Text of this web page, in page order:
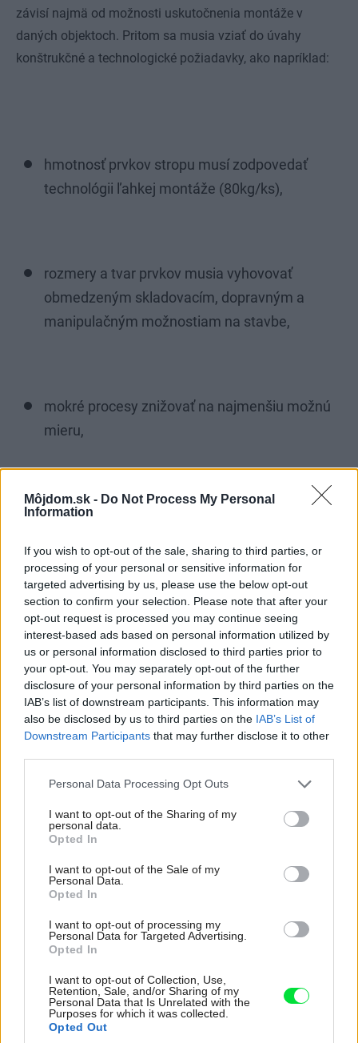
Môjdom.sk - Do Not Process My Personal
Information
If you wish to opt-out of the sale, sharing to third parties, or
processing of your personal or sensitive information for
targeted advertising by us, please use the below opt-out
section to confirm your selection. Please note that after your
opt-out request is processed you may continue seeing
interest-based ads based on personal information utilized by
us or personal information disclosed to third parties prior to
your opt-out. You may separately opt-out of the further
disclosure of your personal information by third parties on the
IAB’s list of downstream participants. This information may
also be disclosed by us to third parties on the IAB’s List of
Downstream Participants that may further disclose it to other
Please note that this website/app uses one or more Google
not limited to your visit or usage behaviour. You may click to
grant or deny consent to Google and its third-party tags to
use your data for below specified purposes in below Google
consent section.
Personal Data Processing Opt Outs
I want to opt-out of the Sharing of my
personal data.
Opted In
I want to opt-out of the Sale of my
Personal Data.
Opted In
I want to opt-out of processing my
Personal Data for Targeted Advertising.
Opted In
I want to opt-out of Collection, Use,
Retention, Sale, and/or Sharing of my
Personal Data that Is Unrelated with the
Purposes for which it was collected.
Opted Out
závisí najmä od možnosti uskutočnenia montáže v
daných objektoch. Pritom sa musia vziať do úvahy
konštrukčné a technologické požiadavky, ako napríklad:
hmotnosť prvkov stropu musí zodpovedať
technológii ľahkej montáže (80kg/ks),
rozmery a tvar prvkov musia vyhovovať
obmedzeným skladovacím, dopravným a
manipulačným možnostiam na stavbe,
mokré procesy znižovať na najmenšiu možnú
mieru,
úložné kapsy po demontovaní stropných
možnosť vytvoriť prestupy stropom v
ľubovoľnom mieste.
Vhodnými nahradeniami pôvodných nevyhovujúcich
stropov, spĺňajúcimi tieto podmienky, sú:
drevený strop zo zbíjaných alebo z lepených
nosníkov,
keramické stropy z dosiek hurdisiek a z
oceľových alebo betónových nosníkov,